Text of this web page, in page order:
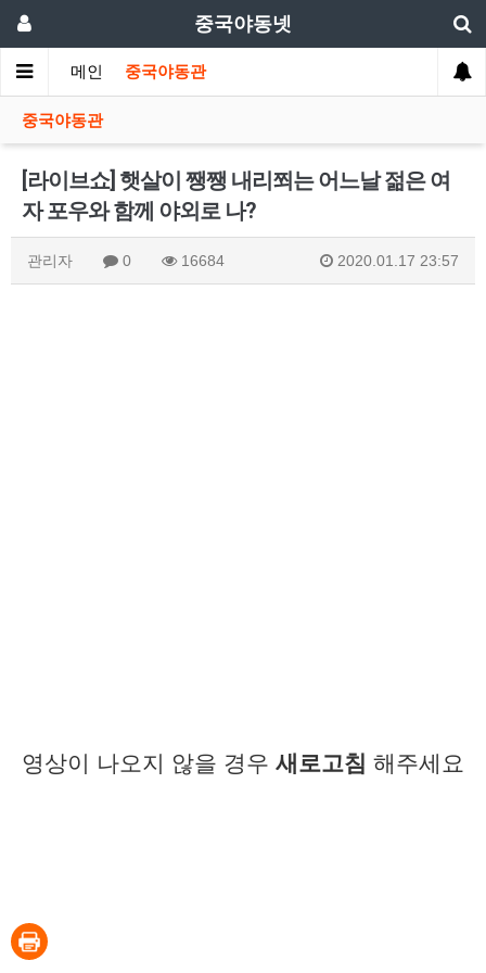
중국야동넷
메인 중국야동관
중국야동관
[라이브쇼] 햇살이 쨍쨍 내리쬐는 어느날 젊은 여
자 포우와 함께 야외로 나?
관리자 0 16684 2020.01.17 23:57
영상이 나오지 않을 경우 새로고침 해주세요